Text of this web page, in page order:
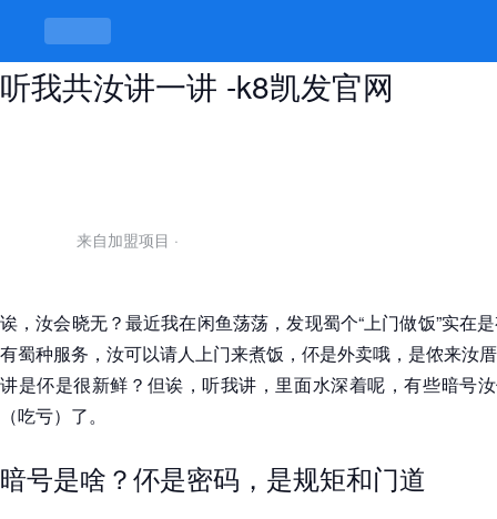
闲鱼上门做饭暗号大全，门道多多，
听我共汝讲一讲 -k8凯发官网
来自加盟项目 ·
诶，汝会晓无？最近我在闲鱼荡荡，发现蜀个“上门做饭”实在
有蜀种服务，汝可以请人上门来煮饭，伓是外卖哦，是侬来汝
讲是伓是很新鲜？但诶，听我讲，里面水深着呢，有些暗号
（吃亏）了。
暗号是啥？伓是密码，是规矩和门道